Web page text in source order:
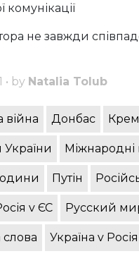
комунікації
не завжди
• by Natalia Tolub
війна Донбас
Міжнародні
Путін
v ЄС Русский
Україна v Росія